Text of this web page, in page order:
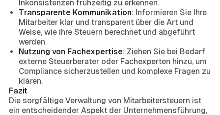
Inkonsistenzen frühzeitig zu erkennen.
Transparente Kommunikation: Informieren Sie Ihre
Mitarbeiter klar und transparent über die Art und
Weise, wie ihre Steuern berechnet und abgeführt
werden.
Nutzung von Fachexpertise: Ziehen Sie bei Bedarf
externe Steuerberater oder Fachexperten hinzu, um
Compliance sicherzustellen und komplexe Fragen zu
klären.
Fazit
Die sorgfältige Verwaltung von Mitarbeitersteuern ist
ein entscheidender Aspekt der Unternehmensführung,